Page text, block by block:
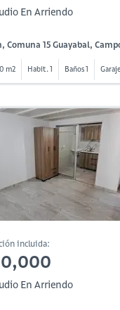
En Arriendo
Comuna 15 Guayabal,
m2 Habit. 1 Baños 1
incluida:
En Arriendo